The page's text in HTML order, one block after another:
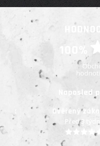
100%
Naposled
Ověřený zákazník
Před 3 týdny